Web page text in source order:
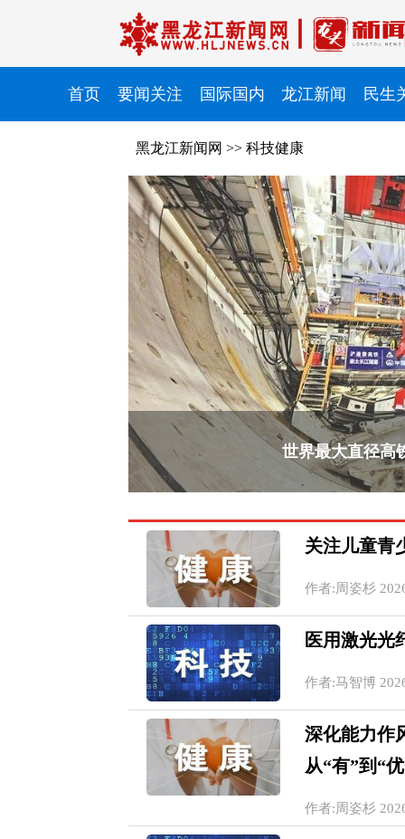
首页 要闻关注 国际国内 龙江新闻 民生
黑龙江新闻网 >> 科技健康
世界最大直径高
关注儿童青
作者:周姿杉
医用激光光
作者:马智博
深化能力作
从“有”到“
作者:周姿杉